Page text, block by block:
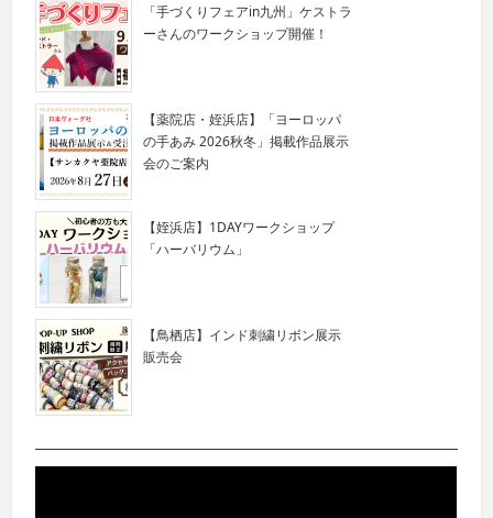
「手づくりフェアin九州」ケストラ
ーさんのワークショップ開催！
【薬院店・姪浜店】「ヨーロッパ
の手あみ 2026秋冬」掲載作品展示
会のご案内
【姪浜店】1DAYワークショップ
「ハーバリウム」
【鳥栖店】インド刺繍リボン展示
販売会